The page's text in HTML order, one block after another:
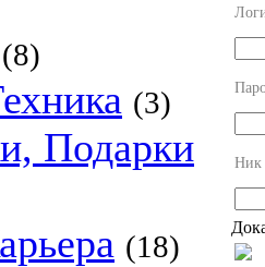
(8)
(3)
Подарки
(18)
Ник